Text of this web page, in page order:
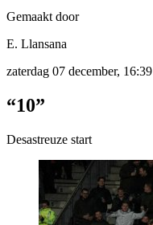
Gemaakt door
E. Llansana
zaterdag 07 december, 16:39
“10”
Desastreuze start